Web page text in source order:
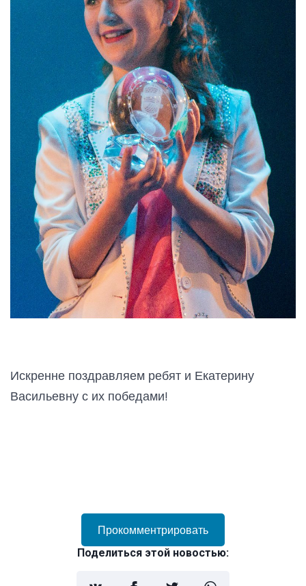
Искренне поздравляем ребят и Екатерину
Васильевну с их победами!
Прокомментрировать
Поделиться этой новостью: